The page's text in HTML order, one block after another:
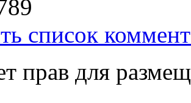
89
список
прав для